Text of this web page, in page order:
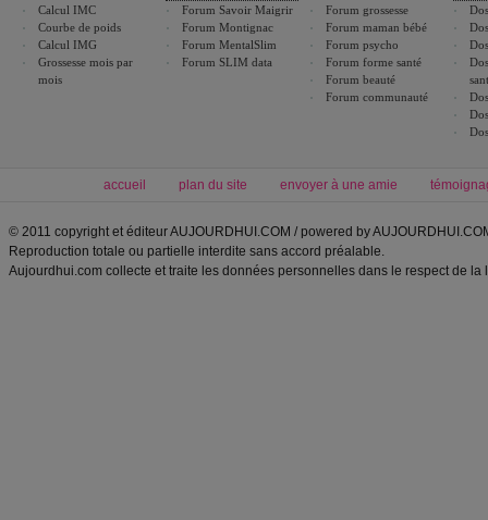
Calcul IMC
Courbe de poids
Calcul IMG
Grossesse mois par
mois
Forum Savoir Maigrir
Forum Montignac
Forum MentalSlim
Forum SLIM data
Forum grossesse
Forum maman bébé
Forum psycho
Forum forme santé
Forum beauté
Forum communauté
accueil plan du site envoyer à une amie
© 2011 copyright et éditeur AUJOURDHUI.COM / powered by
Reproduction totale ou partielle interdite sans accord préalable.
Aujourdhui.com collecte et traite les données personnelles dans le respect de